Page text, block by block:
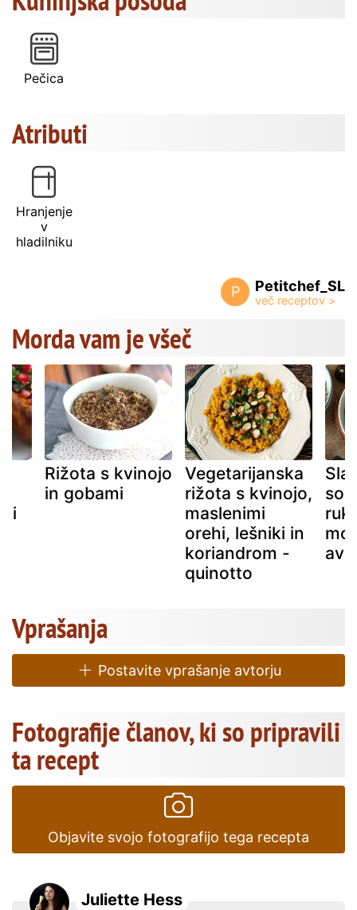
Pečica
Atributi
Hranjenje
v
hladilniku
P Petitchef_SL
Morda vam je všeč
Rižota s kvinojo
in gobami
Vegetarijanska
rižota s kvinojo,
maslenimi
orehi, lešniki in
koriandrom -
quinotto
Vprašanja
Postavite vprašanje avtorju
Fotografije članov, ki so pripravili
ta recept
Objavite svojo fotografijo tega recepta
Juliette Hess